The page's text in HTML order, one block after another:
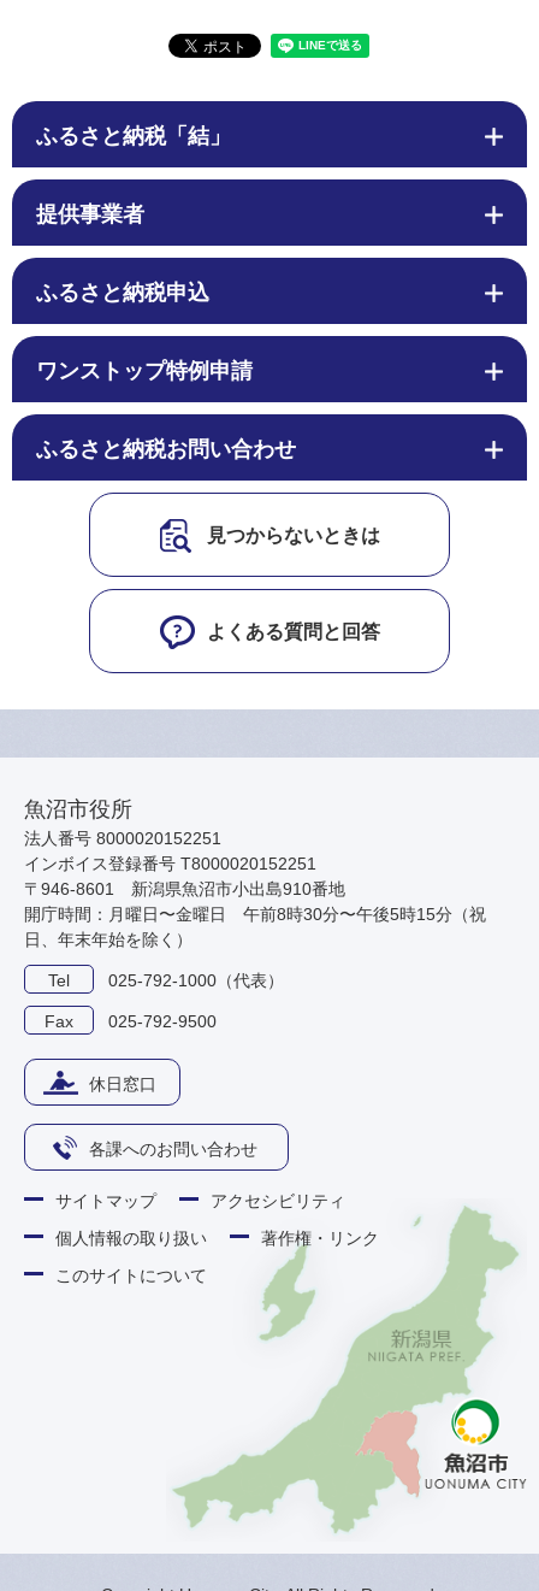
ふるさと納税「結」
提供事業者
ふるさと納税申込
ワンストップ特例申請
ふるさと納税お問い合わせ
見つからないときは
よくある質問と回答
魚沼市役所
法人番号 8000020152251
インボイス登録番号 T8000020152251
〒946-8601 新潟県魚沼市小出島910番地
開庁時間：月曜日〜金曜日 午前8時30分〜午後5時15分（祝
日、年末年始を除く）
Tel 025-792-1000（代表）
Fax 025-792-9500
休日窓口
各課へのお問い合わせ
サイトマップ
アクセシビリティ
個人情報の取り扱い
著作権・リンク
このサイトについて